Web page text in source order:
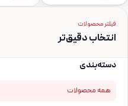
فیلتر محصولات
انتخاب دقیق‌تر
دسته‌بندی
همه محصولات